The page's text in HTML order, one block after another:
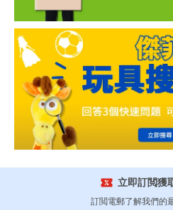
立即訂閲獲
訂閲電郵了解我們的